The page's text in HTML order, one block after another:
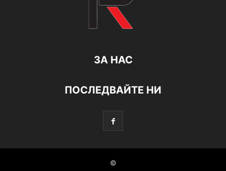
ЗА НАС
ПОСЛЕДВАЙТЕ НИ
©